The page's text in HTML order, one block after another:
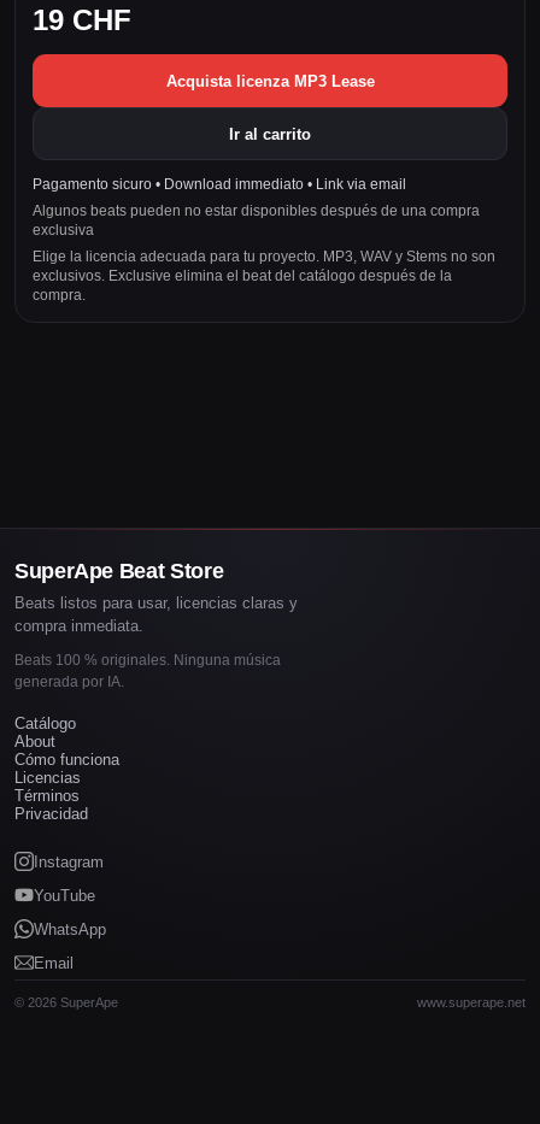
19 CHF
Acquista licenza MP3 Lease
Ir al carrito
Pagamento sicuro • Download immediato • Link via email
Algunos beats pueden no estar disponibles después de una compra
exclusiva
Elige la licencia adecuada para tu proyecto. MP3, WAV y Stems no son
exclusivos. Exclusive elimina el beat del catálogo después de la
compra.
SuperApe Beat Store
Beats listos para usar, licencias claras y
compra inmediata.
Beats 100 % originales. Ninguna música
generada por IA.
Catálogo
About
Cómo funciona
Licencias
Términos
Privacidad
Instagram
YouTube
WhatsApp
Email
© 2026 SuperApe www.superape.net